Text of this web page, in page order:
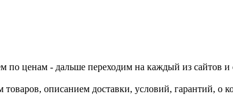
ценам - дальше переходим на каждый из сайтов
описанием доставки, условий, гарантий, о